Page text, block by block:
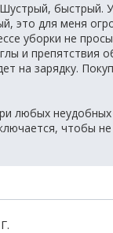
Шустрый, быстрый.
это для меня
уборки не
и препятствия
на зарядку.
любых неудобных
чтобы не